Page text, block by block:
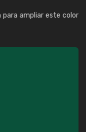
para ampliar este color